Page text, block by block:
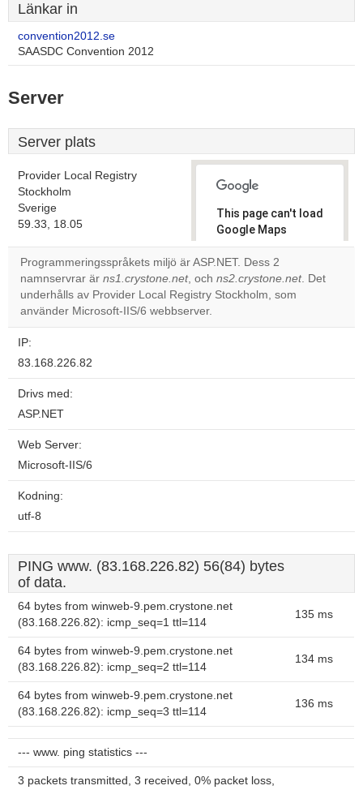
Länkar in
convention2012.se
SAASDC Convention 2012
Server
Server plats
Provider Local Registry
Stockholm
Sverige
59.33, 18.05
This page can't load
Google Maps
correctly.
Do you
own this
Programmeringsspråkets miljö är ASP.NET. Dess 2
namnservrar är ns1.crystone.net, och ns2.crystone.net. Det
underhålls av Provider Local Registry Stockholm, som
använder Microsoft-IIS/6 webbserver.
IP:
83.168.226.82
Drivs med:
ASP.NET
Web Server:
Microsoft-IIS/6
Kodning:
utf-8
PING www. (83.168.226.82) 56(84) bytes
of data.
64 bytes from winweb-9.pem.crystone.net
(83.168.226.82): icmp_seq=1 ttl=114
135 ms
64 bytes from winweb-9.pem.crystone.net
(83.168.226.82): icmp_seq=2 ttl=114
134 ms
64 bytes from winweb-9.pem.crystone.net
(83.168.226.82): icmp_seq=3 ttl=114
136 ms
--- www. ping statistics ---
3 packets transmitted, 3 received, 0% packet loss,